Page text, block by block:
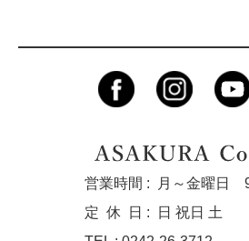
営業時間 :
月～金曜日
定休
日 :
日 祝日 土